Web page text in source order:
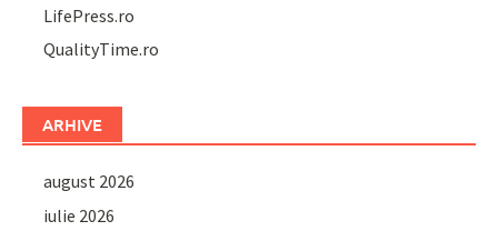
LifePress.ro
QualityTime.ro
ARHIVE
august 2026
iulie 2026